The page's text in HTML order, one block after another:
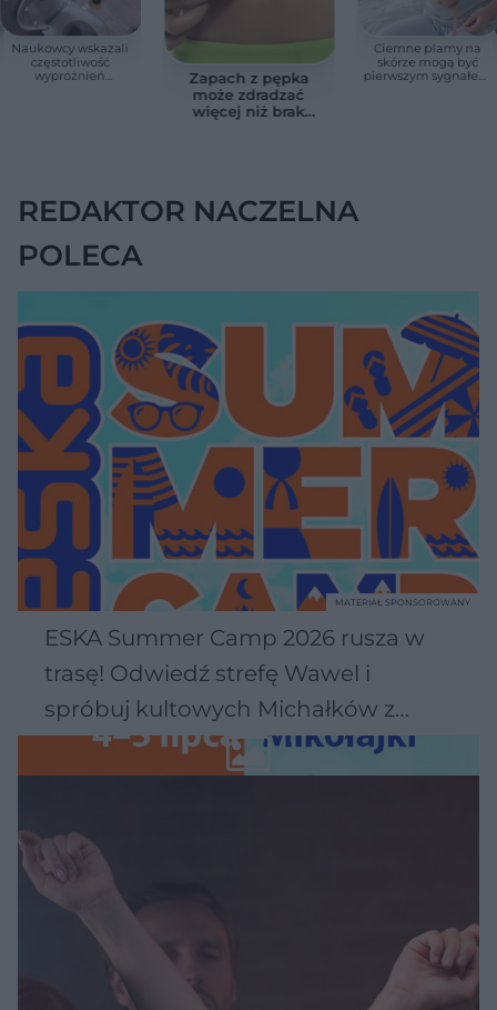
Naukowcy wskazali
częstotliwość
wypróżnień
Zapach z pępka
może zdradzać
więcej niż brak
Ciemne plamy na
skórze mogą być
pierwszym sygnałem
REDAKTOR NACZELNA
POLECA
ESKA Summer Camp 2026 rusza w
trasę! Odwiedź strefę Wawel i
spróbuj kultowych Michałków z
Wawelu
MATERIAŁ SPONSOROWANY